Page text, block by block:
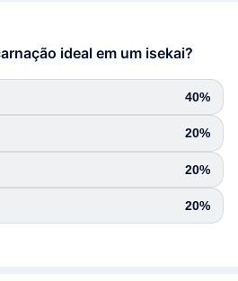
ideal em um isekai?
40%
20%
20%
20%